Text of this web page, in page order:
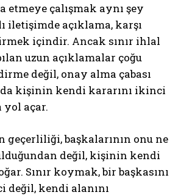
çalışmak aynı şey
iletişimde açıklama, karşı
içindir. Ancak sınır ihlal
uzun açıklamalar çoğu
değil, onay alma çabası
kişinin kendi kararını ikinci
yol açar.
geçerliliği, başkalarının onu ne
değil, kişinin kendi
Sınır koymak, bir başkasını
değil, kendi alanını